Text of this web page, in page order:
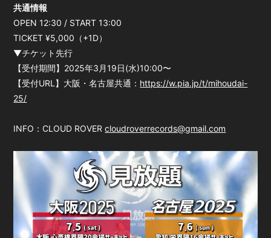
共通情報
OPEN 12:30 / START 13:00
TICKET ¥5,000（+1D）
▼チケット先行
【受付期間】2025年3月19日(水)10:00〜
【受付URL】大阪・名古屋共通： https://w.pia.jp/t/mihoudai-
25/
INFO：CLOUD ROVERcloudroverrecords@gmail.com